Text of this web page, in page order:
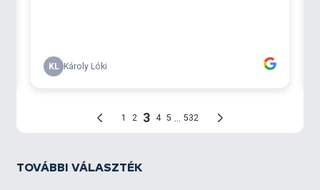
TOVÁBBI VÁLASZTÉK